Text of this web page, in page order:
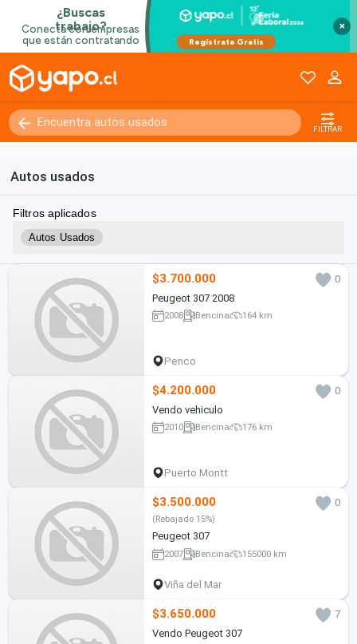
×
FILTRAR
Autos usados
Filtros aplicados
Autos Usados
$3.700.000
0
Peugeot 307 2008
2008 Bencina 164 km
Penco
$4.200.000
0
Vendo vehiculo
2010 Bencina 176 km
Puerto Montt
$3.500.000 0
(Rebajado 15%)
Peugeot 307
2007 Bencina 155000 km
Viña del Mar
$3.650.000
7
Vendo Peugeot 307